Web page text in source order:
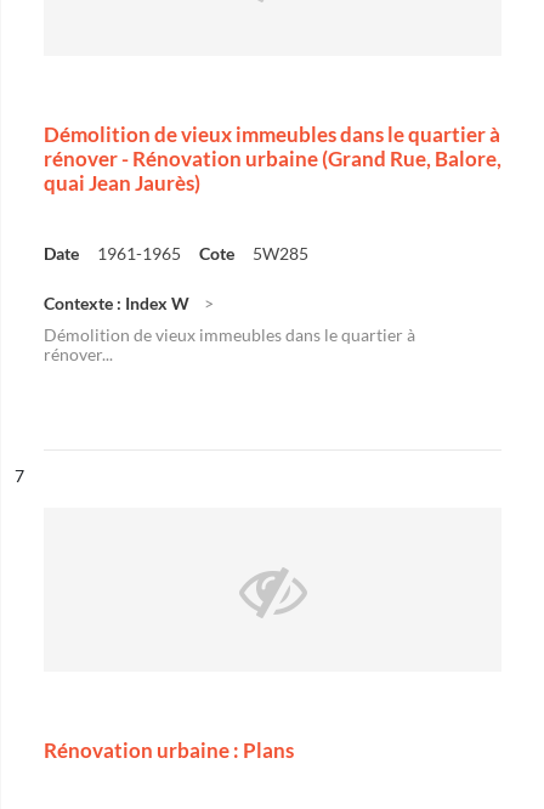
Démolition de vieux immeubles dans le quartier à
rénover - Rénovation urbaine (Grand Rue, Balore,
quai Jean Jaurès)
Date 1961-1965 Cote 5W285
Contexte : Index W
Démolition de vieux immeubles dans le quartier à
rénover...
n°
7
Rénovation urbaine : Plans